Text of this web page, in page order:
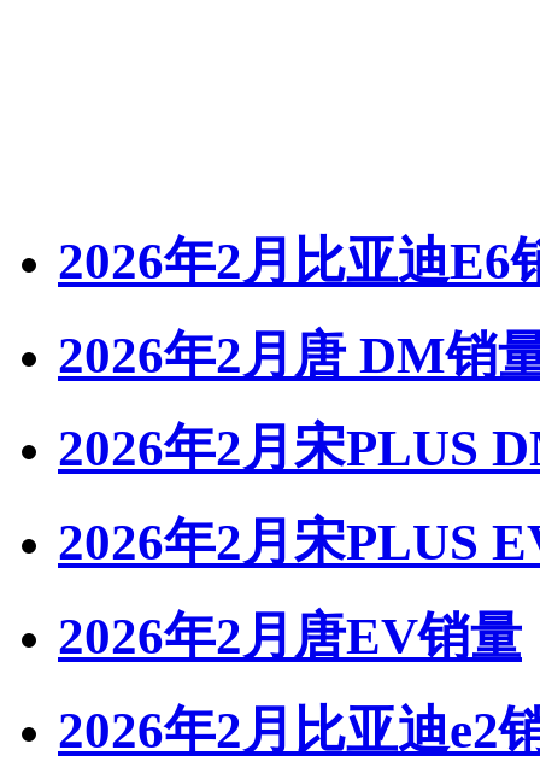
2026年2月比亚迪E6
2026年2月唐 DM销
2026年2月宋PLUS
2026年2月宋PLUS
2026年2月唐EV销量
2026年2月比亚迪e2